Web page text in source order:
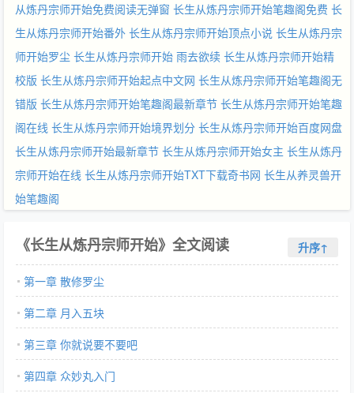
从炼丹宗师开始免费阅读无弹窗 长生从炼丹宗师开始笔趣阁免费 长
生从炼丹宗师开始番外 长生从炼丹宗师开始顶点小说 长生从炼丹宗
师开始罗尘 长生从炼丹宗师开始 雨去欲续 长生从炼丹宗师开始精
校版 长生从炼丹宗师开始起点中文网 长生从炼丹宗师开始笔趣阁无
错版 长生从炼丹宗师开始笔趣阁最新章节 长生从炼丹宗师开始笔趣
阁在线 长生从炼丹宗师开始境界划分 长生从炼丹宗师开始百度网盘
长生从炼丹宗师开始最新章节 长生从炼丹宗师开始女主 长生从炼丹
宗师开始在线 长生从炼丹宗师开始TXT下载奇书网 长生从养灵兽开
始笔趣阁
《长生从炼丹宗师开始》全文阅读 升序↑
第一章 散修罗尘
第二章 月入五块
第三章 你就说要不要吧
第四章 众妙丸入门